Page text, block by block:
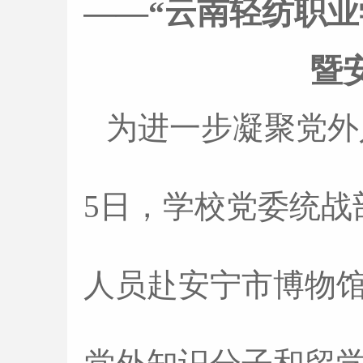
——“云南轻纺职业
暨
为进一步凝聚党
5日，学校党委统
人员赴安宁市博物